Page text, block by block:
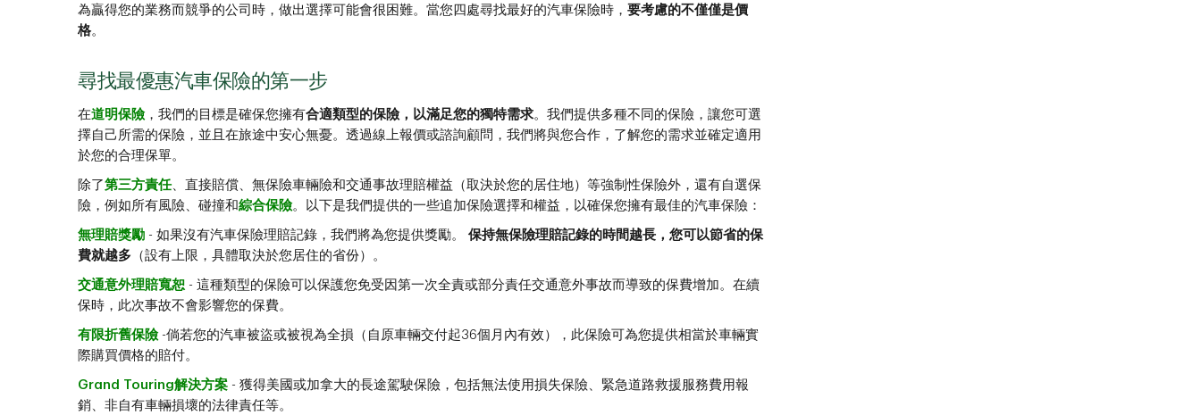
為贏得您的業務而競爭的公司時，做出選擇可能會很困難。當您四處尋找最好的汽車保險時， 要考慮的不僅僅是價
格。
尋找最優惠汽車保險的第一步
在道明保險，我們的目標是確保您擁有合適類型的保險，以滿足您的獨特需求。我們提供多種不同的保險，讓您可選
擇自己所需的保險，並且在旅途中安心無憂。透過線上報價或諮詢顧問，我們將與您合作，了解您的需求並確定適用
於您的合理保單。
除了第三方責任、直接賠償、無保險車輛險和交通事故理賠權益（取決於您的居住地）等強制性保險外，還有自選保
險，例如所有風險、碰撞和綜合保險。以下是我們提供的一些追加保險選擇和權益，以確保您擁有最佳的汽車保險：
無理賠獎勵 - 如果沒有汽車保險理賠記錄，我們將為您提供獎勵。 保持無保險理賠記錄的時間越長，您可以節省的保
費就越多 （設有上限，具體取決於您居住的省份）。
交通意外理賠寬恕 - 這種類型的保險可以保護您免受因第一次全責或部分責任交通意外事故而導致的保費增加。在續
保時，此次事故不會影響您的保費。
有限折舊保險-倘若您的汽車被盜或被視為全損（自原車輛交付起36個月內有效），此保險可為您提供相當於車輛實
際購買價格的賠付。
Grand Touring解決方案 - 獲得美國或加拿大的長途駕駛保險，包括無法使用損失保險、緊急道路救援服務費用報
銷、非自有車輛損壞的法律責任等。